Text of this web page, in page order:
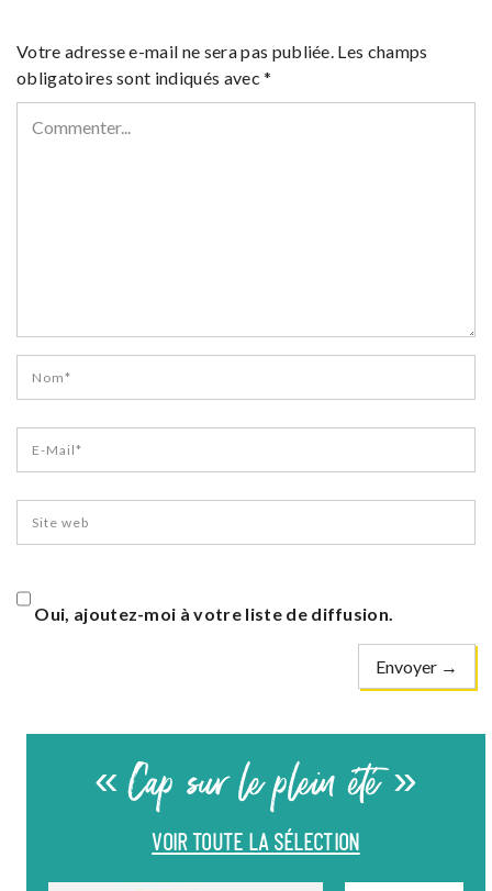
Votre adresse e-mail ne sera pas publiée. Les champs
obligatoires sont indiqués avec*
Oui, ajoutez-moi à votre liste de diffusion.
« Cap sur le plein été »
VOIR TOUTE LA SÉLECTION